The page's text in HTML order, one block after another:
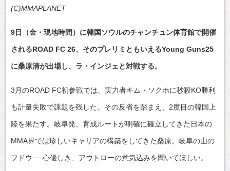
(C)MMAPLANET
9日（金・現地時間）に韓国ソウルのチャンチュン体育館で開催
されるROAD FC 26、そのプレリミともいえるYoung Guns25
に桑原清が出場し、ラ・インジェと対戦する。
3月のROAD FC初参戦では、実力者キム・ソクホに秒殺KO勝利
も計量失敗で課題を残した。その反省を踏まえ、2度目の韓国上
陸を果たす。岐阜発、育成ルートが明確に確立してきた日本の
MMA界では珍しいキャリアの構築をしてきた桑原。岐阜の山の
フドウ──心優しき、アウトローの意気込みを聞いてほしい。